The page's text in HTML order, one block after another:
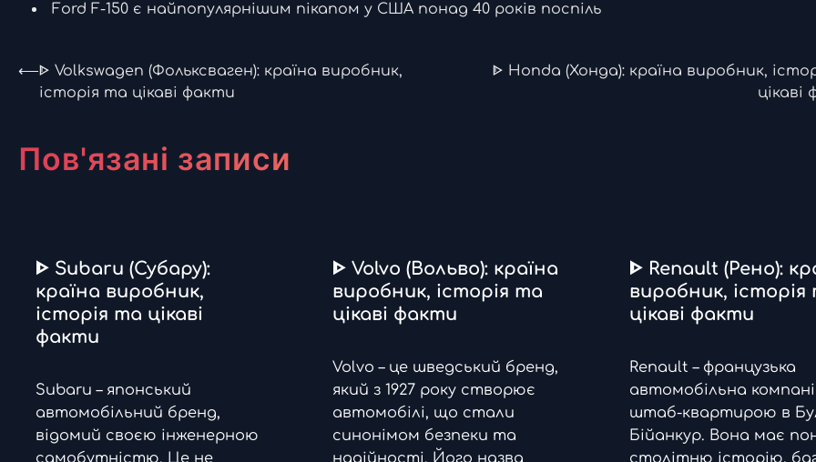
Ford F-150 є найпопулярнішим пікапом у США понад 40 років поспіль
Навігація
⟵ᐈ Volkswagen (Фольксваген): країна виробник,
історія та цікаві факти
ᐈ Honda (Хонда): країна виробник,
цікаві
Пов'язані записи
ᐈ Subaru (Субару):
країна виробник,
історія та цікаві
факти
Subaru – японський
автомобільний бренд,
відомий своєю інженерною
самобутністю. Це не
ᐈ Volvo (Вольво): країна
виробник, історія та
цікаві факти
Volvo – це шведський бренд,
який з 1927 року створює
автомобілі, що стали
синонімом безпеки та
надійності. Його назва
ᐈ Renault (Рено):
виробник, історія
цікаві факти
Renault – французька
автомобільна
штаб-квартирою в
Бійанкур. Вона має
столітню історію,